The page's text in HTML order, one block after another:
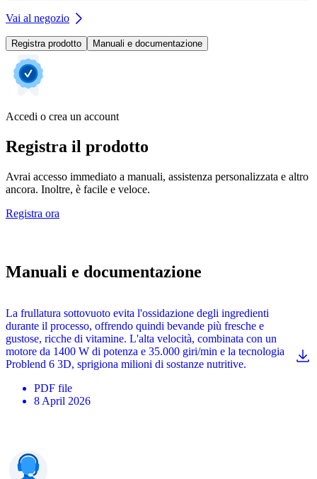
Vai al negozio
Registra prodotto Manuali e documentazione
Accedi o crea un account
Registra il prodotto
Avrai accesso immediato a manuali, assistenza personalizzata e altro
ancora. Inoltre, è facile e veloce.
Registra ora
Manuali e documentazione
La frullatura sottovuoto evita l'ossidazione degli ingredienti
durante il processo, offrendo quindi bevande più fresche e
gustose, ricche di vitamine. L'alta velocità, combinata con un
motore da 1400 W di potenza e 35.000 giri/min e la tecnologia
Problend 6 3D, sprigiona milioni di sostanze nutritive.
PDF file
8 April 2026